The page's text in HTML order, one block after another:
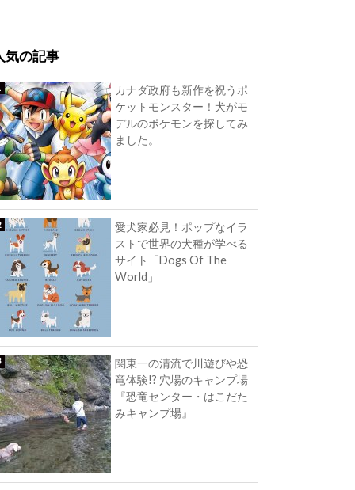
気の記事
カナダ政府も新作を祝うポ
ケットモンスター！犬がモ
デルのポケモンを探してみ
ました。
愛犬家必見！ポップなイラ
ストで世界の犬種が学べる
サイト「Dogs Of The
World」
関東一の清流で川遊びや恐
竜体験!? 穴場のキャンプ場
『恐竜センター・はこだた
みキャンプ場』